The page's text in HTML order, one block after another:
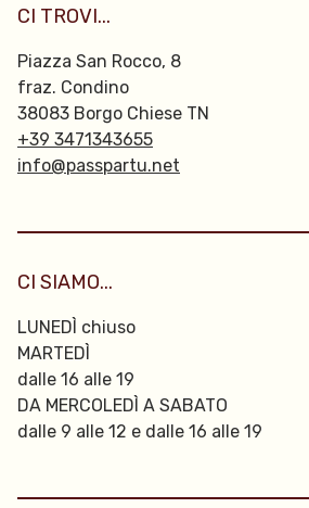
CI TROVI...
Piazza San Rocco, 8
fraz. Condino
38083 Borgo Chiese TN
+39 3471343655
info@passpartu.net
CI SIAMO...
LUNEDÌ chiuso
MARTEDÌ
dalle 16 alle 19
DA MERCOLEDÌ A SABATO
dalle 9 alle 12 e dalle 16 alle 19